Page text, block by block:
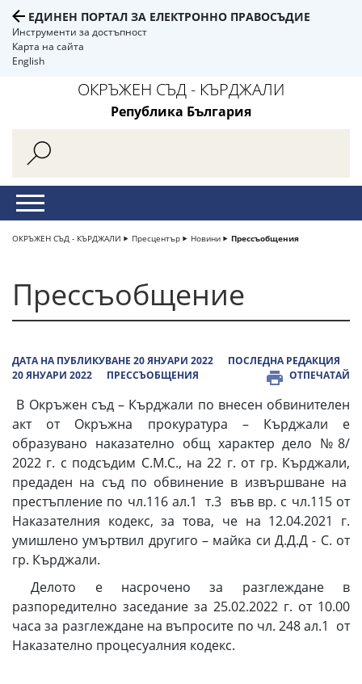
ЕДИНЕН ПОРТАЛ ЗА ЕЛЕКТРОННО ПРАВОСЪДИЕ
Инструменти за достъпност
Карта на сайта
English
ОКРЪЖЕН СЪД - КЪРДЖАЛИ
Република България
ОКРЪЖЕН СЪД - КЪРДЖАЛИ Пресцентър Новини Прессъобщения
Прессъобщение
ДАТА НА ПУБЛИКУВАНЕ 20 ЯНУАРИ 2022
ПОСЛЕДНА РЕДАКЦИЯ
20 ЯНУАРИ 2022
ПРЕССЪОБЩЕНИЯ ОТПЕЧАТАЙ
В Окръжен съд – Кърджали по внесен обвинителен
акт от Окръжна прокуратура – Кърджали е
образувано наказателно общ характер дело №8/
2022 г. с подсъдим С.М.С., на 22 г. от гр. Кърджали,
предаден на съд по обвинение в извършване на
престъпление по чл.116 ал.1 т.3 във вр. с чл.115 от
Наказателния кодекс, за това, че на 12.04.2021 г.
умишлено умъртвил другиго – майка си Д.Д.Д - С. от
гр. Кърджали.
Делото е насрочено за разглеждане в
разпоредително заседание за 25.02.2022 г. от 10.00
часа за разглеждане на въпросите по чл. 248 ал.1 от
Наказателно процесуалния кодекс.